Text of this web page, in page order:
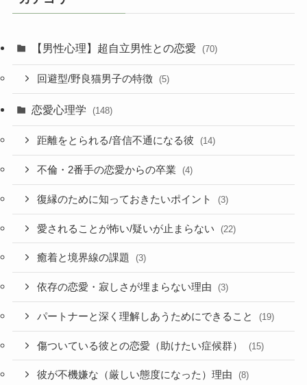
【男性心理】超自立男性との恋愛 (70)
回避型/野良猫男子の特徴 (5)
恋愛心理学 (148)
距離をとられる/音信不通になる彼 (14)
不倫・2番手の恋愛からの卒業 (4)
復縁のために知っておきたいポイント (3)
愛されることが怖い/疑いが止まらない (22)
癒着と境界線の課題 (3)
依存の恋愛・寂しさが埋まらない理由 (3)
パートナーと深く理解しあうためにできること (19)
傷ついている彼との恋愛（助けたい症候群） (15)
彼が不機嫌な（厳しい態度になった）理由 (8)